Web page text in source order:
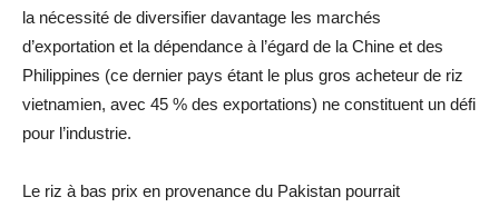
la nécessité de diversifier davantage les marchés
d’exportation et la dépendance à l’égard de la Chine et des
Philippines (ce dernier pays étant le plus gros acheteur de riz
vietnamien, avec 45 % des exportations) ne constituent un défi
pour l’industrie.
Le riz à bas prix en provenance du Pakistan pourrait